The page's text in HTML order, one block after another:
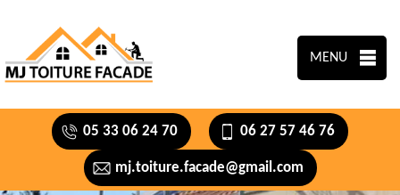
MENU
05 33 06 24 70 06 27 57 46 76
mj.toiture.facade@gmail.com